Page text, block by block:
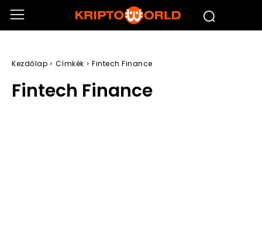
Kezdőlap Címkék Fintech Finance
Fintech Finance